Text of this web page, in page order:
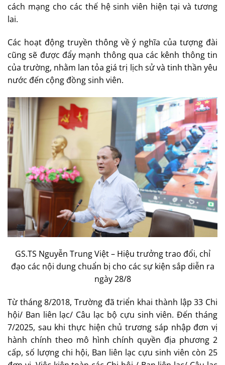
cách mạng cho các thế hệ sinh viên hiện tại và tương
lai.
Các hoạt động truyền thông về ý nghĩa của tượng đài
cũng sẽ được đẩy mạnh thông qua các kênh thông tin
của trường, nhằm lan tỏa giá trị lịch sử và tinh thần yêu
nước đến cộng đồng sinh viên.
GS.TS Nguyễn Trung Việt – Hiệu trưởng trao đổi, chỉ
đạo các nội dung chuẩn bị cho các sự kiện sắp diễn ra
ngày 28/8
Từ tháng 8/2018, Trường đã triển khai thành lập 33 Chi
hội/ Ban liên lạc/ Câu lạc bộ cựu sinh viên. Đến tháng
7/2025, sau khi thực hiện chủ trương sáp nhập đơn vị
hành chính theo mô hình chính quyền địa phương 2
cấp, số lượng chi hội, Ban liên lạc cựu sinh viên còn 25